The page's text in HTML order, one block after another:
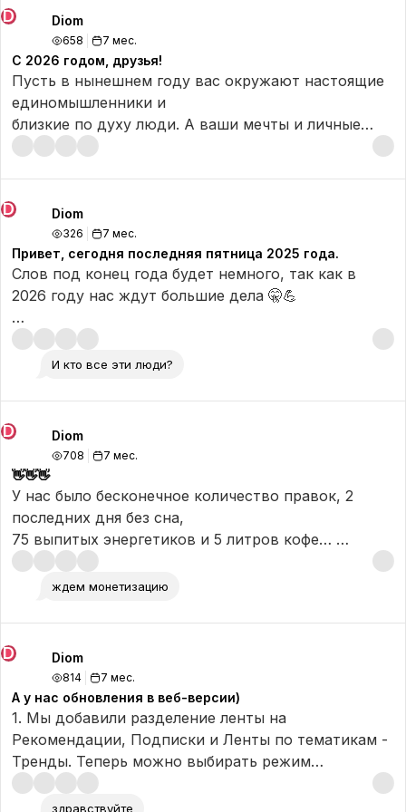
настраивается под себя, выбирая нужные и
интересные тематики контента, а также
настраивается частота показов (больше/меньше) +
кнопка определения ИИ (сделан ли контент с ИИ
или нет)
Остальное — скоро. «soon» как говорится ❤️
D Diom
658 7 мес.
С 2026 годом, друзья!
Пусть в нынешнем году вас окружают настоящие
единомышленники и
близкие по духу люди. А ваши мечты и личные
цели воплощаются в жизнь!
D Diom
326 7 мес.
Привет, сегодня последняя пятница 2025 года.
Слов под конец года будет немного, так как в
2026 году нас ждут большие дела 🤫💪
Желаем каждому в следующем году завести свой
авторский канал в Диоме, собирать свою
создавать контент. Спасибо что были с нами в
уходящем году, дальше — больше.
Обнимаем 🫶
И кто все эти люди?
D Diom
708 7 мес.
👋👋👋
У нас было бесконечное количество правок, 2
последних дня без сна,
75 выпитых энергетиков и 5 литров кофе…
Но, несмотря на всю эту суету, новогоднее чудо
и Diom теперь есть в AppStore 😎😎😎
https://apps.apple.com/ru/app/diom/id6752373994
Залетайте, тестируйте, оставляйте обратную
связь. Летим дальше 🚀
ждем монетизацию
D Diom
814 7 мес.
А у нас обновления в веб-версии)
1. Мы добавили разделение ленты на
Рекомендации, Подписки и Ленты по тематикам -
Тренды. Теперь можно выбирать режим
потребления, если хочется сосредоточиться на
чем-то одном 🔥
здравствуйте